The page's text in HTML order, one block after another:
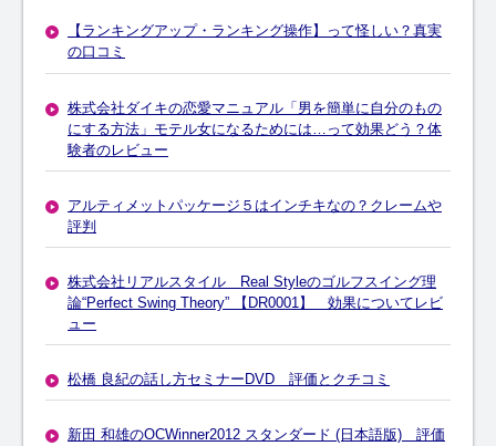
【ランキングアップ・ランキング操作】って怪しい？真実
の口コミ
株式会社ダイキの恋愛マニュアル「男を簡単に自分のもの
にする方法」モテル女になるためには…って効果どう？体
験者のレビュー
アルティメットパッケージ５はインチキなの？クレームや
評判
株式会社リアルスタイル Real Styleのゴルフスイング理
論“Perfect Swing Theory” 【DR0001】 効果についてレビ
ュー
松橋 良紀の話し方セミナーDVD 評価とクチコミ
新田 和雄のOCWinner2012 スタンダード (日本語版) 評価